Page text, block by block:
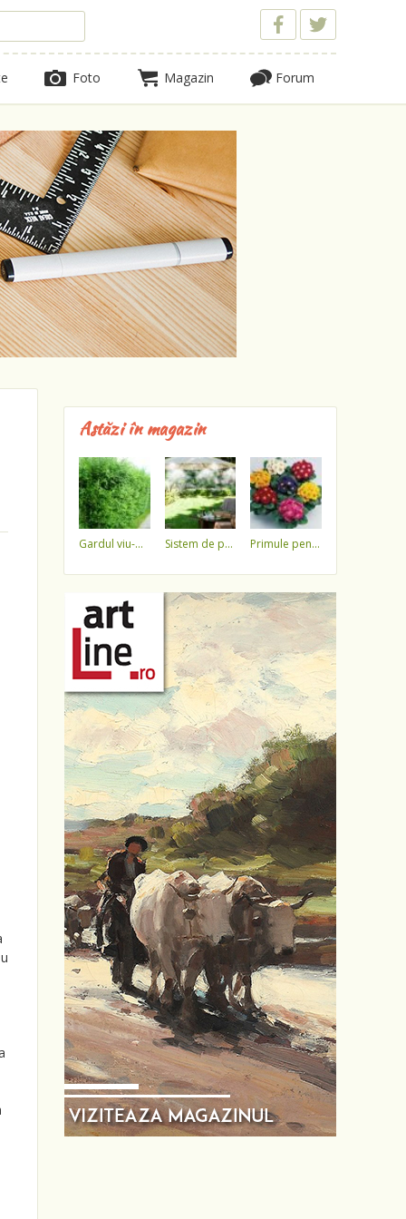
Foto Magazin Forum
Astăzi în magazin
gardul viu-minune! sistem de pulverizare a apei primule pentru 1 martie 3,5 lei / ghiveci !!!!